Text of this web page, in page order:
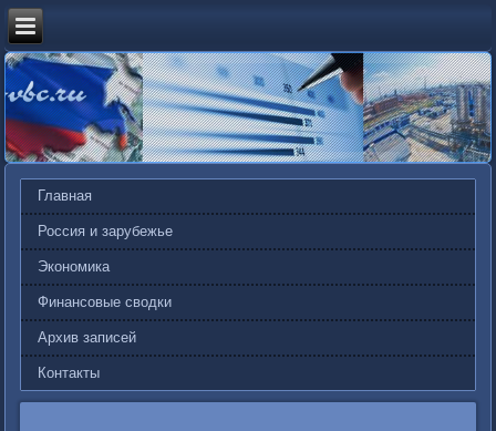
Главная
Россия и зарубежье
Экономика
Финансовые сводки
Архив записей
Контакты